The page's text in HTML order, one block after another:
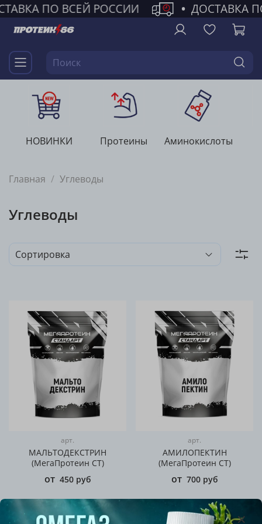
ПО ВСЕЙ РОССИИ • ДОСТАВКА
НОВИНКИ Протеины Аминокислоты
Главная Углеводы
Углеводы
арт.
МАЛЬТОДЕКСТРИН
(МегаПротеин СТ)
от 450 руб
арт.
АМИЛОПЕКТИН
(МегаПротеин СТ)
от 700 руб